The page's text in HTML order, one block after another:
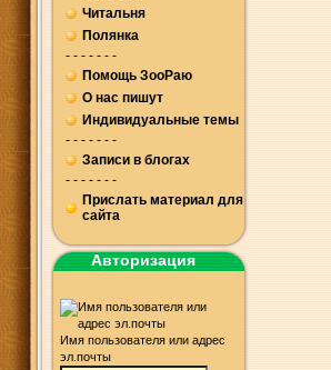
Читальня
Полянка
- - - - - - -
Помощь ЗооРаю
О нас пишут
Индивидуальные темы
- - - - - - -
Записи в блогах
- - - - - - -
Прислать материал для
сайта
Авторизация
Имя пользователя или адрес
эл.почты